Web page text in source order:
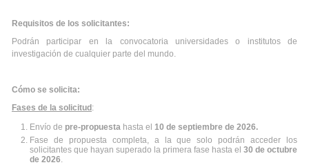
Requisitos de los solicitantes:
Podrán participar en la convocatoria universidades o institutos de
investigación de cualquier parte del mundo.
Cómo se solicita:
Fases de la solicitud :
Envío de pre-propuesta hasta el 10 de septiembre de 2026.
Fase de propuesta completa, a la que solo podrán acceder los
solicitantes que hayan superado la primera fase hasta el 30 de octubre
de 2026.